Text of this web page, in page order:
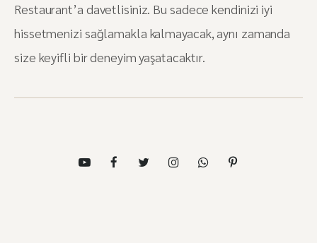
Restaurant’a davetlisiniz. Bu sadece kendinizi iyi
hissetmenizi sağlamakla kalmayacak, aynı zamanda
size keyifli bir deneyim yaşatacaktır.